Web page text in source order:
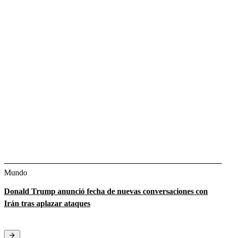
Mundo
Donald Trump anunció fecha de nuevas conversaciones con
Irán tras aplazar ataques